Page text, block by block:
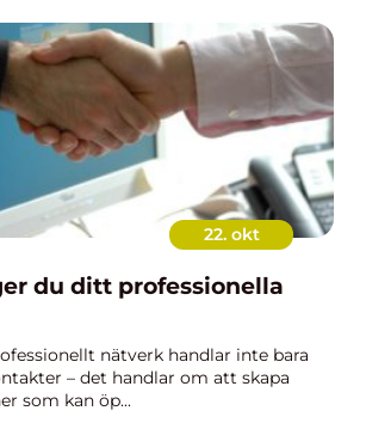
22. okt
du ditt professionella
nätverk handlar inte bara
– det handlar om att skapa
som kan öp...